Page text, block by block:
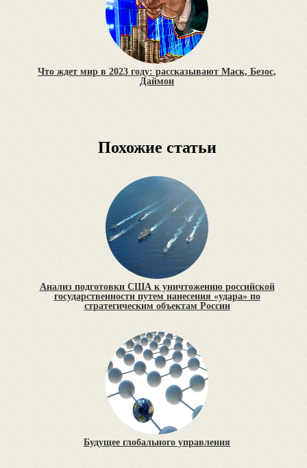
Что ждет мир в 2023 году: рассказывают Маск, Безос,
Даймон
Похожие статьи
Анализ подготовки США к уничтожению российской
государственности путем нанесения «удара» по
стратегическим объектам России
Будущее глобального управления